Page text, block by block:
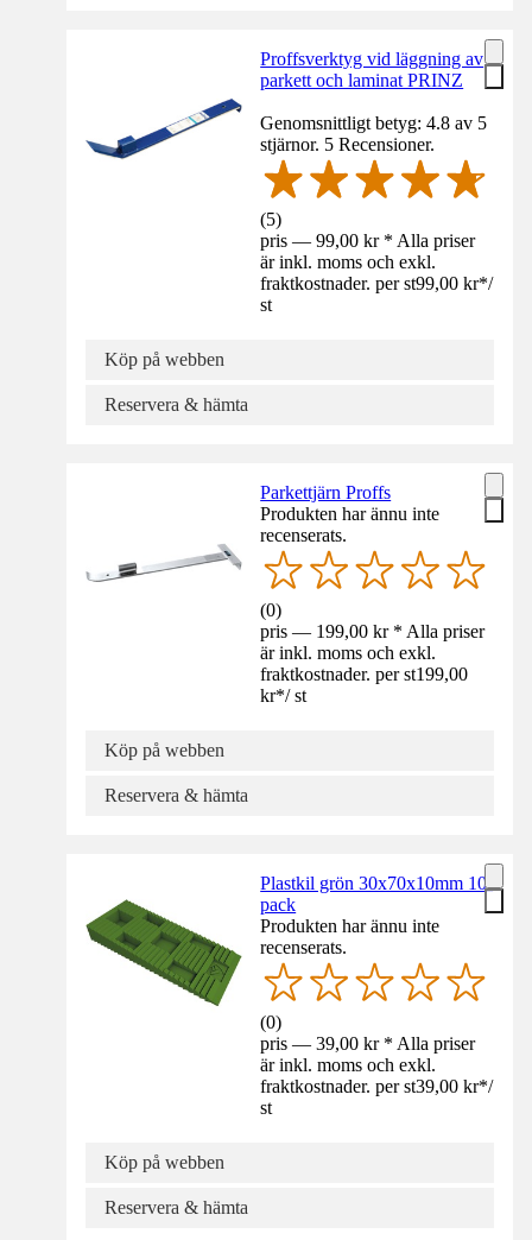
Proffsverktyg vid läggning av
parkett och laminat PRINZ
Genomsnittligt betyg: 4.8 av 5
stjärnor. 5 Recensioner.
(5)
pris — 99,00 kr * Alla priser
är inkl. moms och exkl.
fraktkostnader. per st99,00 kr*/
st
Köp på webben
Reservera & hämta
Parkettjärn Proffs
Produkten har ännu inte
recenserats.
(0)
pris — 199,00 kr * Alla priser
är inkl. moms och exkl.
fraktkostnader. per st199,00
kr*/ st
Köp på webben
Reservera & hämta
Plastkil grön 30x70x10mm 10-
pack
Produkten har ännu inte
recenserats.
(0)
pris — 39,00 kr * Alla priser
är inkl. moms och exkl.
fraktkostnader. per st39,00 kr*/
st
Köp på webben
Reservera & hämta